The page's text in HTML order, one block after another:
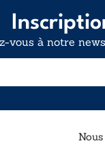
vous à notre
E